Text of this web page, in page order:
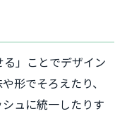
」ことでデザイン
形でそろえたり、
ュに統一したりす